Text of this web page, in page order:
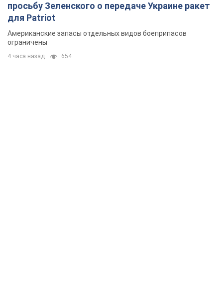
просьбу Зеленского о передаче Украине ракет
для Patriot
Американские запасы отдельных видов боеприпасов
ограничены
4 часа назад 654